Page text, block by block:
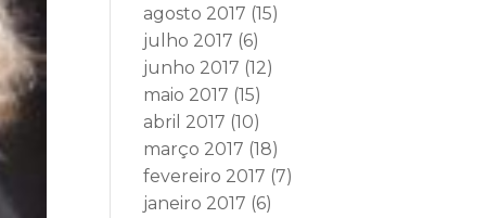
agosto 2017 (15)
julho 2017 (6)
junho 2017 (12)
maio 2017 (15)
abril 2017 (10)
março 2017 (18)
fevereiro 2017 (7)
janeiro 2017 (6)